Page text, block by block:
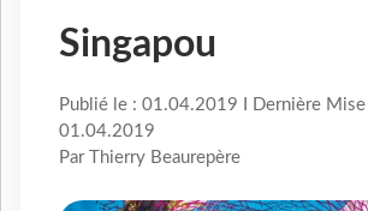
Singapou
Publié le : 01.04.2019 I Dernière Mise
01.04.2019
Par Thierry Beaurepère